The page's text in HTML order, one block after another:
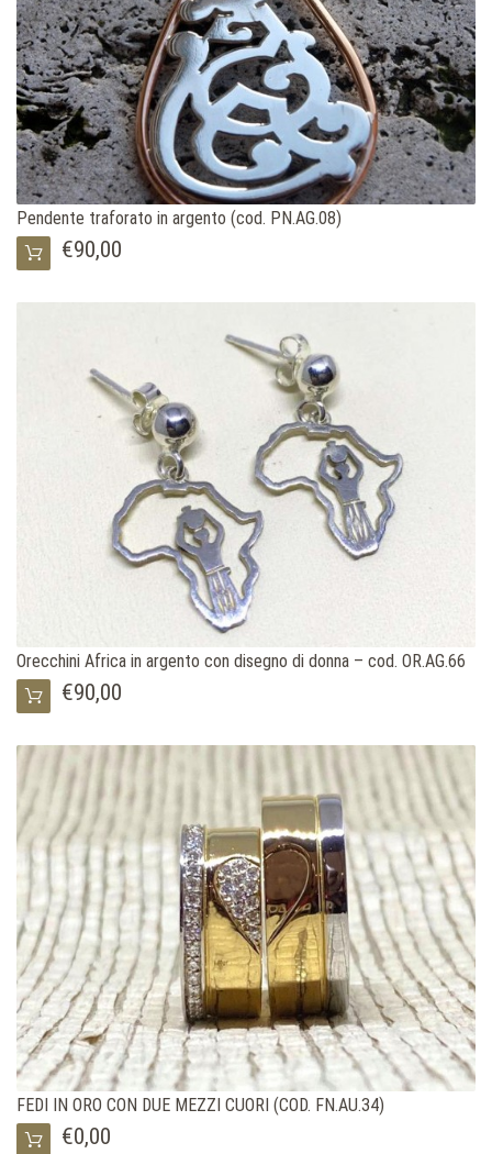
Pendente traforato in argento (cod. PN.AG.08)
€90,00
Orecchini Africa in argento con disegno di donna – cod. OR.AG.66
€90,00
FEDI IN ORO CON DUE MEZZI CUORI (COD. FN.AU.34)
€0,00